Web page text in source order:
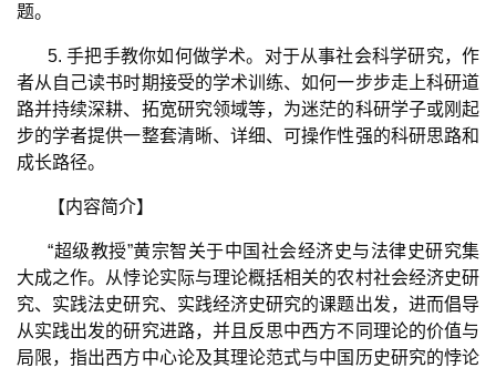
题。
5.手把手教你如何做学术。对于从事社会科学研究，作
者从自己读书时期接受的学术训练、如何一步步走上科研道
路并持续深耕、拓宽研究领域等，为迷茫的科研学子或刚起
步的学者提供一整套清晰、详细、可操作性强的科研思路和
成长路径。
【内容简介】
“超级教授”黄宗智关于中国社会经济史与法律史研究集
大成之作。从悖论实际与理论概括相关的农村社会经济史研
究、实践法史研究、实践经济史研究的课题出发，进而倡导
从实践出发的研究进路，并且反思中西方不同理论的价值与
局限，指出西方中心论及其理论范式与中国历史研究的悖论